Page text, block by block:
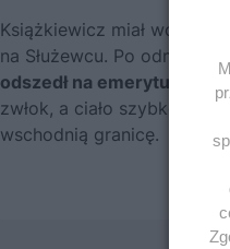
Książkiewicz miał
na Służewcu. Po odmowie
odszedł na emeryturę w
zwłok, a ciało szybko
wschodnią granicę.